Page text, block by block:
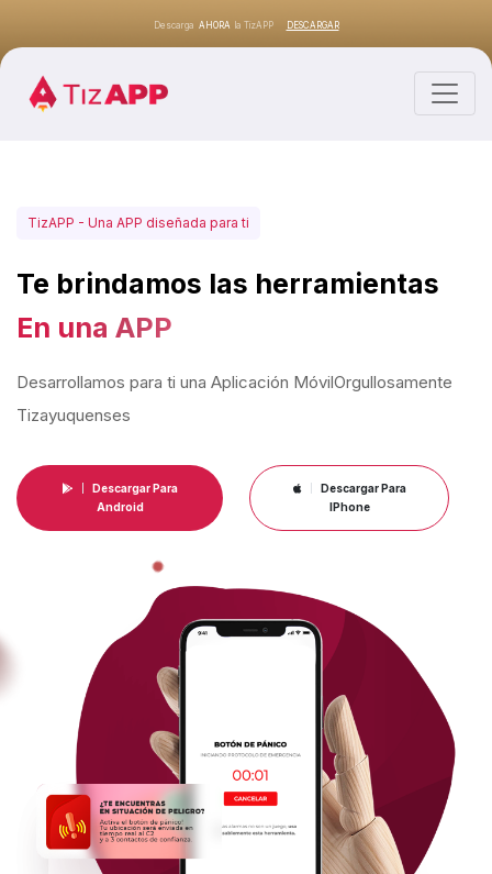
Descarga AHORA la TizAPP DESCARGAR
TizAPP - Una APP diseñada para ti
Te brindamos las herramientas
En una APP
Desarrollamos para ti una Aplicación MóvilOrgullosamente
Tizayuquenses
Descargar Para
Android
Descargar Para
IPhone